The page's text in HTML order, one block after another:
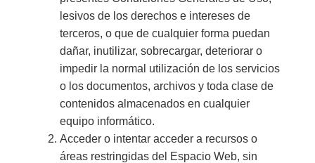
lesivos de los derechos e intereses de
terceros, o que de cualquier forma puedan
dañar, inutilizar, sobrecargar, deteriorar o
impedir la normal utilización de los servicios
o los documentos, archivos y toda clase de
contenidos almacenados en cualquier
equipo informático.
Acceder o intentar acceder a recursos o
áreas restringidas del Espacio Web, sin